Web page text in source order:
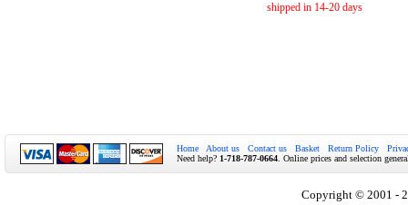
shipped in 14-20 days
Home About us Contact us Basket Return Policy
Need help? 1-718-787-0664 . Online prices and selection
Copyright © 2001 -